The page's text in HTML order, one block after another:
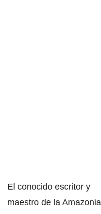
El conocido escritor y
maestro de la Amazonia